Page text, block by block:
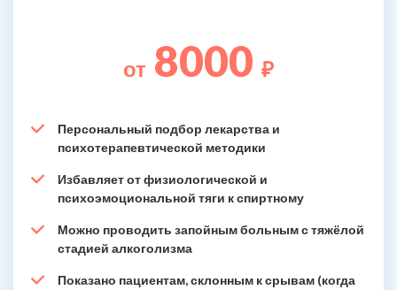
от 8000 ₽
Персональный подбор лекарства и
психотерапевтической методики
Избавляет от физиологической и
психоэмоциональной тяги к спиртному
Можно проводить запойным больным с тяжёлой
стадией алкоголизма
Показано пациентам, склонным к срывам (когда